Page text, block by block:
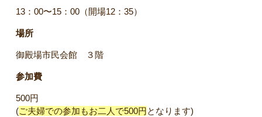
13：00〜15：00（開場12：35）
場所
御殿場市民会館 ３階
参加費
500円
(ご夫婦での参加もお二人で500円となります)